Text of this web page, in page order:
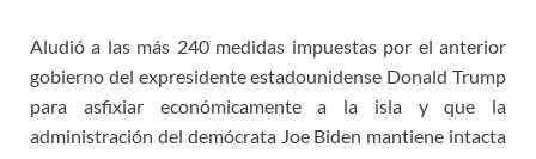
Aludió a las más 240 medidas impuestas por el anterior
gobierno del expresidente estadounidense Donald Trump
para asfixiar económicamente a la isla y que la
administración del demócrata Joe Biden mantiene intacta